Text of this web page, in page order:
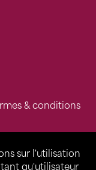
sur l'utilisation
qu'utilisateur
& conditions